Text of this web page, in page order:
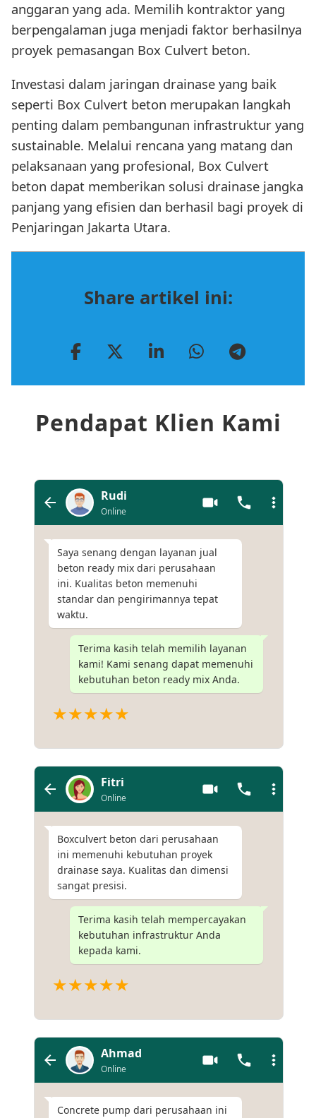
anggaran yang ada. Memilih kontraktor yang
berpengalaman juga menjadi faktor berhasilnya
proyek pemasangan Box Culvert beton.
Investasi dalam jaringan drainase yang baik
seperti Box Culvert beton merupakan langkah
penting dalam pembangunan infrastruktur yang
sustainable. Melalui rencana yang matang dan
pelaksanaan yang profesional, Box Culvert
beton dapat memberikan solusi drainase jangka
panjang yang efisien dan berhasil bagi proyek di
Penjaringan Jakarta Utara.
Share artikel ini:
Pendapat Klien Kami
Rudi
Online
Saya senang dengan layanan jual
beton ready mix dari perusahaan
ini. Kualitas beton memenuhi
standar dan pengirimannya tepat
waktu.
Terima kasih telah memilih layanan
kami! Kami senang dapat memenuhi
kebutuhan beton ready mix Anda.
★★★★★
Fitri
Online
Boxculvert beton dari perusahaan
ini memenuhi kebutuhan proyek
drainase saya. Kualitas dan dimensi
sangat presisi.
Terima kasih telah mempercayakan
kebutuhan infrastruktur Anda
kepada kami.
★★★★★
Ahmad
Online
Concrete pump dari perusahaan ini